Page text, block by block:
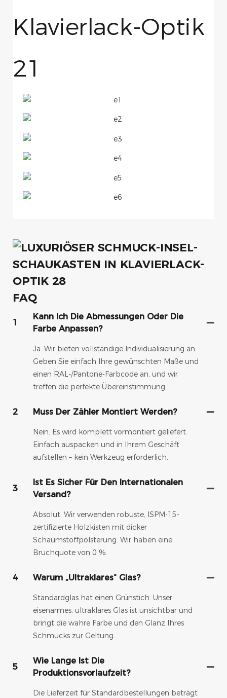
FAQ
1
Kann Ich Die Abmessungen Oder Die
Farbe Anpassen?
Ja. Wir bieten vollständige Individualisierung an.
Geben Sie einfach Ihre gewünschten Maße und
einen RAL-/Pantone-Farbcode an, und wir
treffen die perfekte Übereinstimmung.
2 Muss Der Zähler Montiert Werden?
Nein. Es wird komplett vormontiert geliefert.
Einfach auspacken und in Ihrem Geschäft
aufstellen – kein Werkzeug erforderlich.
3
Ist Es Sicher Für Den Internationalen
Versand?
Absolut. Wir verwenden robuste, ISPM-15-
zertifizierte Holzkisten mit dicker
Schaumstoffpolsterung. Wir haben eine
Bruchquote von 0 %.
4 Warum „ultraklares“ Glas?
Standardglas hat einen Grünstich. Unser
eisenarmes, ultraklares Glas ist unsichtbar und
bringt die wahre Farbe und den Glanz Ihres
Schmucks zur Geltung.
5
Wie Lange Ist Die
Produktionsvorlaufzeit?
Die Lieferzeit für Standardbestellungen beträgt